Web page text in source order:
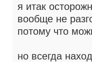
я итак
вообще не
потому что
но всегда